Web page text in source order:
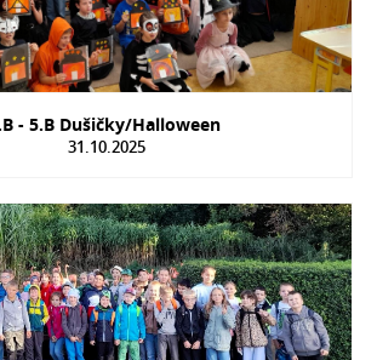
- 5.B Dušičky/Halloween
31.10.2025